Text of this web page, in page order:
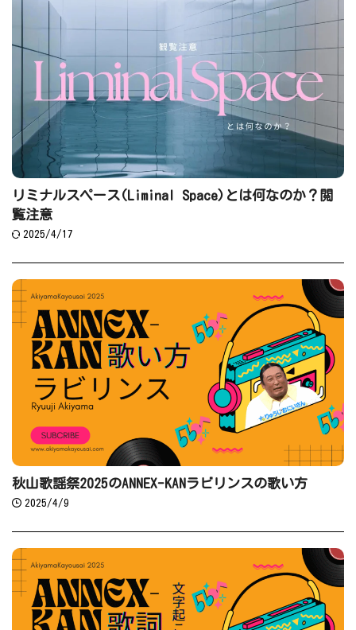
リミナルスペース(Liminal Space)とは何なのか？閲
覧注意
2025/4/17
秋山歌謡祭2025のANNEX-KANラビリンスの歌い方
2025/4/9